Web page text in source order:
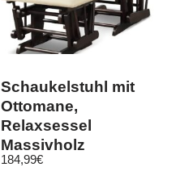
Schaukelstuhl mit
Ottomane,
Relaxsessel
Massivholz
Fernsessel mit
184,99€